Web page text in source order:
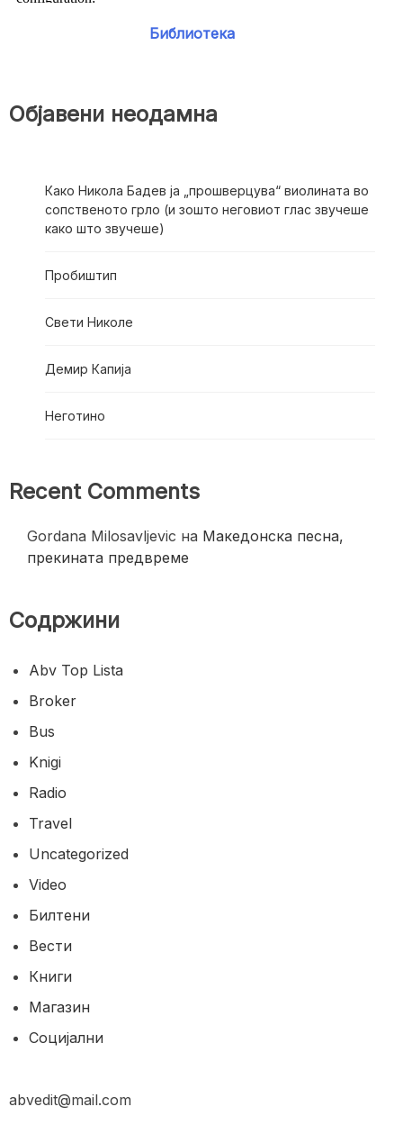
Библиотека
Објавени неодамна
Како Никола Бадев ја „прошверцува“ виолината во
сопственото грло (и зошто неговиот глас звучеше
како што звучеше)
Пробиштип
Свети Николе
Демир Капија
Неготино
Recent Comments
Gordana Milosavljevic на Македонска песна,
прекината предвреме
Содржини
Abv Top Lista
Broker
Bus
Knigi
Radio
Travel
Uncategorized
Video
Билтени
Вести
Книги
Магазин
Социјални
abvedit@mail.com